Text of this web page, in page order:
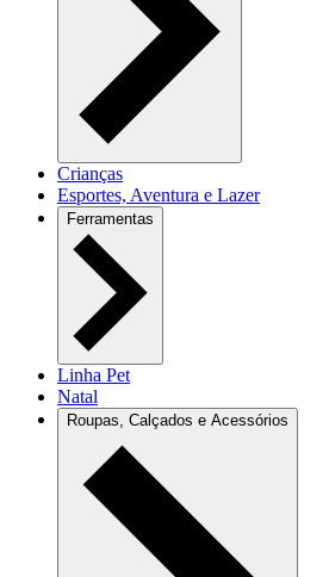
Crianças
Esportes, Aventura e Lazer
Ferramentas
Linha Pet
Natal
Roupas, Calçados e Acessórios